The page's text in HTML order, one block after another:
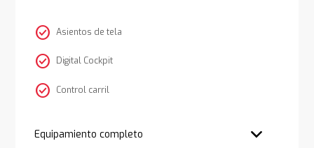
check_circle Asientos de tela
check_circle Digital Cockpit
check_circle Control carril
Equipamiento completo